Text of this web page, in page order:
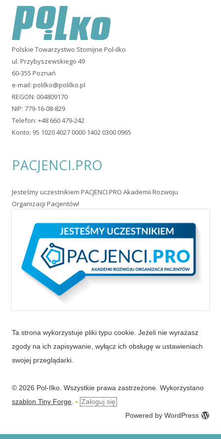
Polskie Towarzystwo Stomijne Pol-ilko
ul. Przybyszewskiego 49
60-355 Poznań
e-mail: polilko@polilko.pl
REGON: 004809170
NIP: 779-16-08-829
Telefon: +48 660 479-242
Konto: 95 1020 4027 0000 1402 0300 0965
PACJENCI.PRO
Jesteśmy uczestnikiem PACJENCI.PRO Akademii Rozwoju
Organizacji Pacjentów!
Ta strona wykorzystuje pliki typu cookie. Jeżeli nie wyrażasz
zgody na ich zapisywanie, wyłącz ich obsługę w ustawieniach
swojej przeglądarki.
© 2026 Pol-Ilko. Wszystkie prawa zastrzeżone. Wykorzystano
szablon Tiny Forge • Zaloguj się
Powered by WordPress